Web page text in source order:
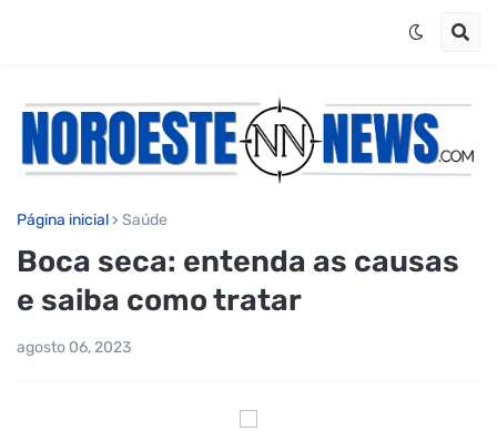
Página inicial Saúde
Boca seca: entenda as causas
e saiba como tratar
agosto 06, 2023